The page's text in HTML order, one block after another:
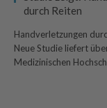
durch Reiten
Handverletzungen
Neue Studie liefert
Medizinischen